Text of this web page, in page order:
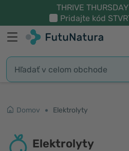
THRIVE
Pridajte kód
Domov Elektrolyty
Elektrolyty